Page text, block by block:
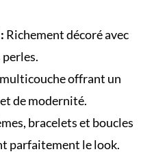
Richement décoré avec
offrant un
de modernité.
bracelets et boucles
parfaitement le look.